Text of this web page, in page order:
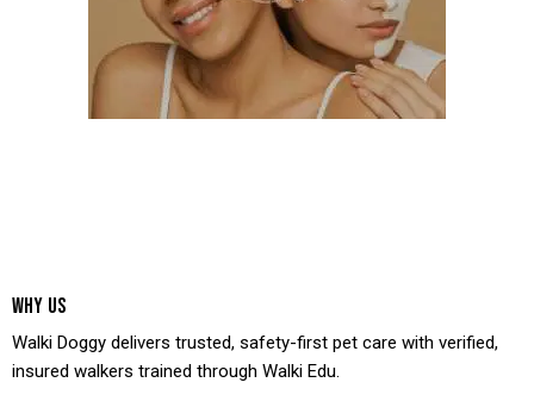
WHY US
Walki Doggy delivers trusted, safety-first pet care with verified,
insured walkers trained through Walki Edu.